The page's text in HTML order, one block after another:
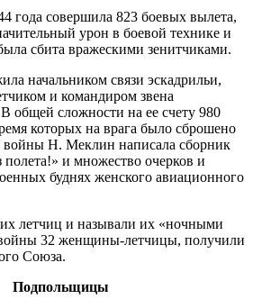
года совершила 823 боевых вылета,
урон в боевой технике и
сбита вражескими зенитчиками.
начальником связи эскадрильи,
и командиром звена
общей сложности на ее счету 980
которых на врага было сброшено
войны Н. Меклин написала сборник
полета!» и множество очерков и
буднях женского авиационного
летчиц и называли их «ночными
32 женщины-летчицы, получили
Союза.
Подпольщицы